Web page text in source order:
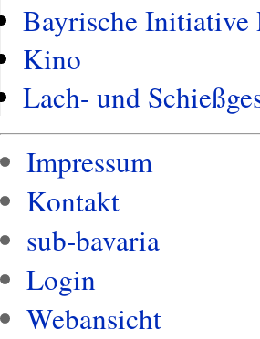
Bayrische
Kino
Lach- und
Impressum
Kontakt
sub-bavaria
Login
Webansicht